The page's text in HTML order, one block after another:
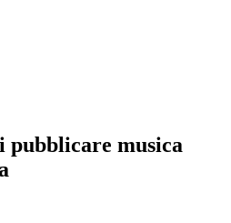
pubblicare musica